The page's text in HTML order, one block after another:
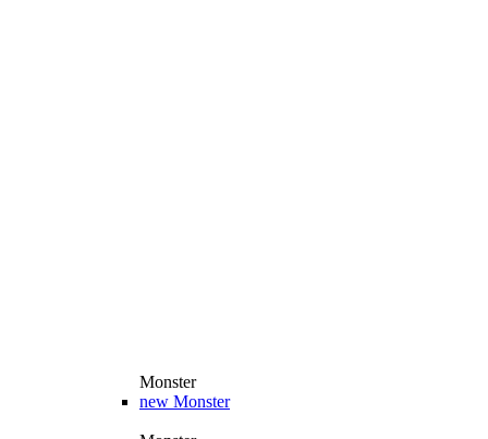
Monster
new Monster